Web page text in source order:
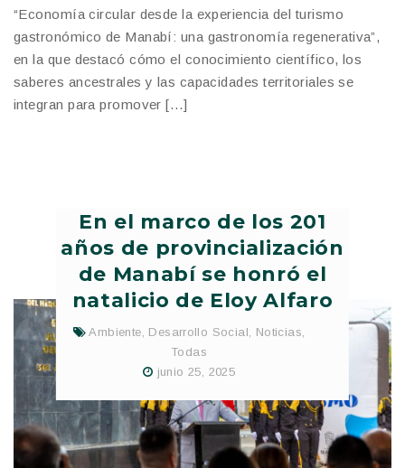
“Economía circular desde la experiencia del turismo
gastronómico de Manabí: una gastronomía regenerativa”,
en la que destacó cómo el conocimiento científico, los
saberes ancestrales y las capacidades territoriales se
integran para promover […]
En el marco de los 201
años de provincialización
de Manabí se honró el
natalicio de Eloy Alfaro
Ambiente Desarrollo Social Noticias
Todas
junio 25, 2025